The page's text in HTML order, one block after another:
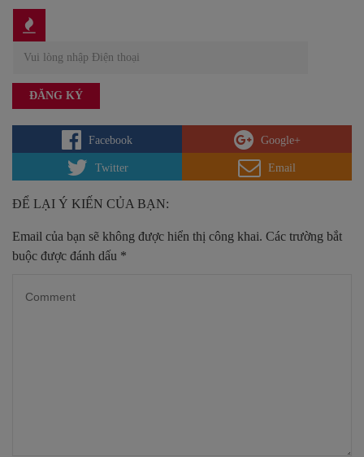
Facebook Google+
Twitter Email
ĐỂ LẠI Ý KIẾN CỦA BẠN:
Email của bạn sẽ không được hiển thị công khai. Các trường bắt
buộc được đánh dấu *